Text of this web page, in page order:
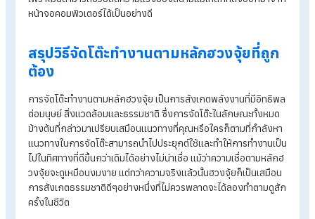
ก้าวหน้า
ว่าปี่เซียะนั้นจะช่วยเรื่องการกักเก็บเงินออมได้เป็นอย่างดี
หนังสือ หนึ่งในสิ่งของเสริมดวงที่ช่วยในเรื่องของความฉลาด
ผลให้เพิ่มพูนความสามารถในการทำงานหรือทำให้ฉลาดปราด
เปรื่องมากยิ่งขึ้น
5. วางของทรงสูงที่มุมโต๊ะด้านซ้าย